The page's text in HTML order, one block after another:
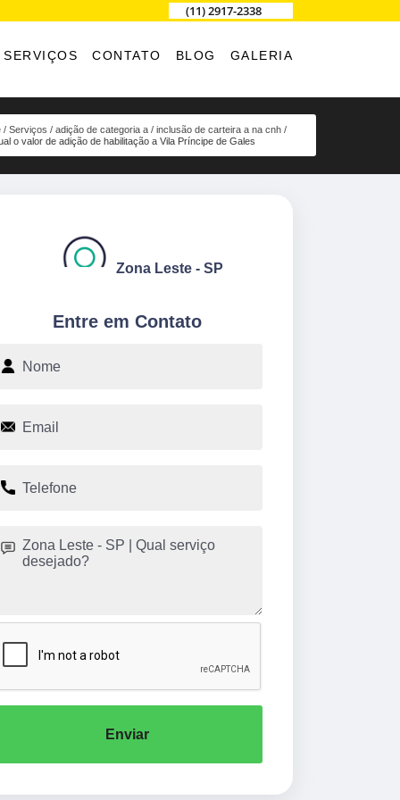
(11) 2917-2338
SERVIÇOS CONTATO BLOG GALERIA
Serviços adição de categoria a
inclusão de carteira a na cnh
o valor de adição de habilitação a Vila Príncipe de Gales
Entre em Contato
Zona Leste - SP
Enviar